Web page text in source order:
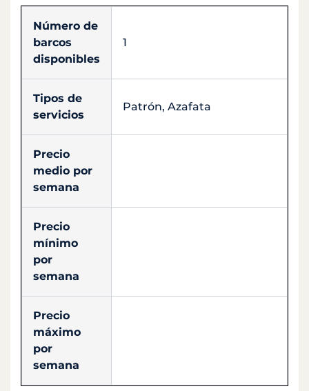
Número de
barcos
disponibles
1
Tipos de
servicios
Patrón, Azafata
Precio
medio por
semana
Precio
mínimo
por
semana
Precio
máximo
por
semana